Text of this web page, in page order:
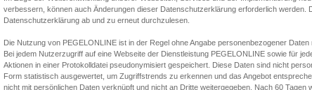
verbessern, können auch Änderungen dieser Datenschutzerklärung erforderlich werden.
Datenschutzerklärung ab und zu erneut durchzulesen.
Die Nutzung von PEGELONLINE ist in der Regel ohne Angabe personenbezogener Daten
Bei jedem Nutzerzugriff auf eine Webseite der Dienstleistung PEGELONLINE sowie für
Aktionen in einer Protokolldatei pseudonymisiert gespeichert. Diese Daten sind nicht
Form statistisch ausgewertet, um Zugriffstrends zu erkennen und das Angebot
nicht mit persönlichen Daten verknüpft und nicht an Dritte weitergegeben. Nach 60